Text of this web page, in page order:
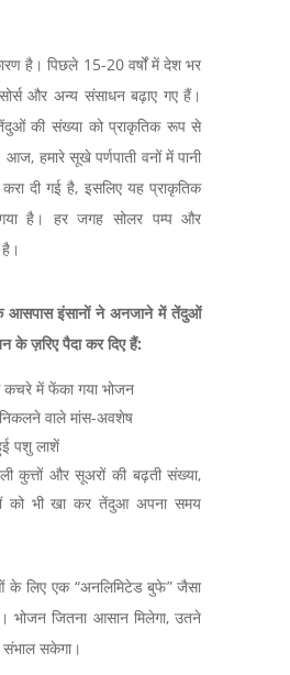
है। पिछले 15-20 वर्षों में देश भर
और अन्य संसाधन बढ़ाए गए हैं।
की संख्या को प्राकृतिक रूप से
आज, हमारे सूखे पर्णपाती वनों में पानी
दी गई है, इसलिए यह प्राकृतिक
है। हर जगह सोलर पम्प और
आसपास इंसानों ने अनजाने में तेंदुओं
के ज़रिए पैदा कर दिए हैं:
में फेंका गया भोजन
वाले मांस-अवशेष
पशु लाशें
कुत्तों और सूअरों की बढ़ती संख्या,
को भी खा कर तेंदुआ अपना समय
के लिए एक “अनलिमिटेड बुफे”जैसा
भोजन जितना आसान मिलेगा,उतने
सकेगा।